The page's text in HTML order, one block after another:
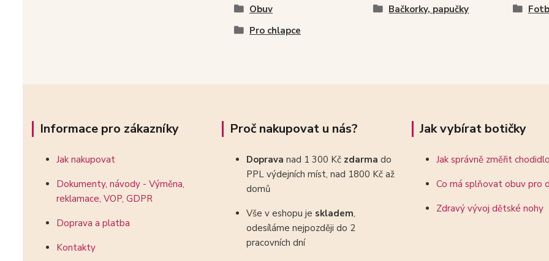
Obuv Bačkorky, papučky
Pro chlapce
Informace pro zákazníky
Jak nakupovat
Dokumenty, návody - Výměna,
reklamace, VOP, GDPR
Doprava a platba
Kontakty
Proč nakupovat u nás?
Doprava nad 1 300 Kč zdarma do
PPL výdejních míst, nad 1800 Kč až
domů
Vše v eshopu je skladem,
odesíláme nejpozději do 2
pracovních dní
Jak vybírat botičky
Jak správně změřit
Co má splňovat obuv pro
Zdravý vývoj dětské nohy